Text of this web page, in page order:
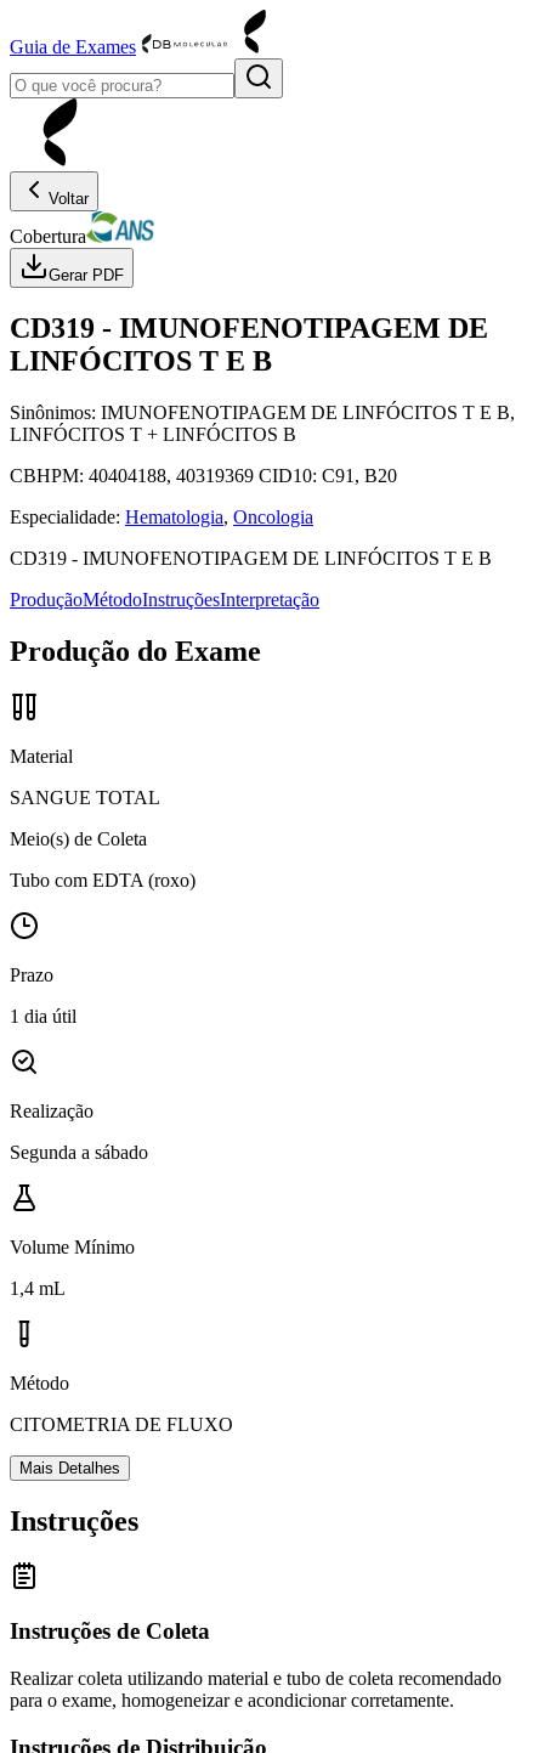
Guia de Exames
Voltar
Cobertura
Gerar PDF
CD319 - IMUNOFENOTIPAGEM DE
LINFÓCITOS T E B
Sinônimos: IMUNOFENOTIPAGEM DE LINFÓCITOS T E B,
LINFÓCITOS T + LINFÓCITOS B
CBHPM: 40404188, 40319369 CID10: C91, B20
Especialidade: Hematologia, Oncologia
CD319 - IMUNOFENOTIPAGEM DE LINFÓCITOS T E B
ProduçãoMétodoInstruçõesInterpretação
Produção do Exame
Material
SANGUE TOTAL
Meio(s) de Coleta
Tubo com EDTA (roxo)
Prazo
1 dia útil
Realização
Segunda a sábado
Volume Mínimo
1,4 mL
Método
CITOMETRIA DE FLUXO
Mais Detalhes
Instruções
Instruções de Coleta
Realizar coleta utilizando material e tubo de coleta recomendado
para o exame, homogeneizar e acondicionar corretamente.
Instruções de Distribuição